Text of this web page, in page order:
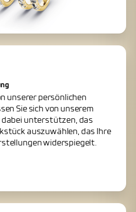
unserer persönlichen
Sie sich von unserem
dabei unterstützen, das
auszuwählen, das Ihre
widerspiegelt.